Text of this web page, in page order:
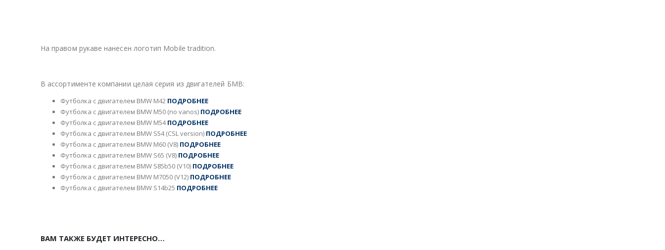
На правом рукаве нанесен логотип Mobile tradition.
В ассортименте компании целая серия из двигателей БМВ:
Футболка с двигателем BMW M42 ПОДРОБНЕЕ
Футболка с двигателем BMW M50 (no vanos) ПОДРОБНЕЕ
Футболка с двигателем BMW M54ПОДРОБНЕЕ
Футболка с двигателем BMW S54 (CSL version) ПОДРОБНЕЕ
Футболка с двигателем BMW M60 (V8) ПОДРОБНЕЕ
Футболка с двигателем BMW S65 (V8) ПОДРОБНЕЕ
Футболка с двигателем BMW S85b50 (V10) ПОДРОБНЕЕ
Футболка с двигателем BMW M7050 (V12) ПОДРОБНЕЕ
Футболка с двигателем BMW S14b25 ПОДРОБНЕЕ
ВАМ ТАКЖЕ БУДЕТ ИНТЕРЕСНО…